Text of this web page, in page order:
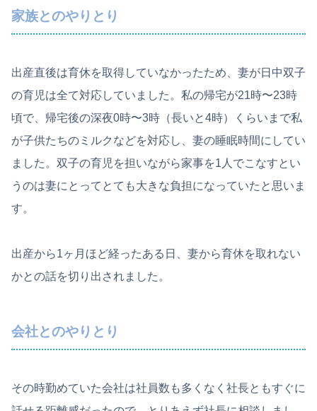
家族とのやりとり
出産直後は育休を取得していなかったため、妻が日中双子
の育児は全て対応していました。私の帰宅が21時〜23時
頃で、帰宅後の深夜0時〜3時（長いと4時）くらいまで私
が子供たちのミルクなどを対応し、妻の睡眠時間にしてい
ました。双子の育児を担いながら家事を1人でこなすとい
うのは妻にとってとても大きな負担になっていたと思いま
す。
出産から1ヶ月ほど経ったある日、妻から育休を取れない
かとの話を切り出されました。
会社とのやりとり
その時勤めていた会社は社員数も多くなく社長ともすぐに